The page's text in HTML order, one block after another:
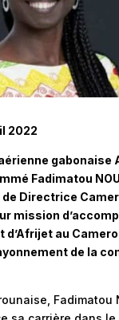
2022
gabonaise
Fadimatou
Directrice
mission
d’Afrijet au
de la
Fadimatou